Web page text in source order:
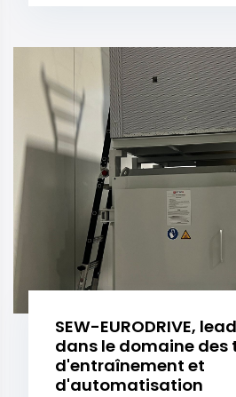
SEW-EURODRIVE,
dans le domaine des
d'entraînement et
d'automatisation